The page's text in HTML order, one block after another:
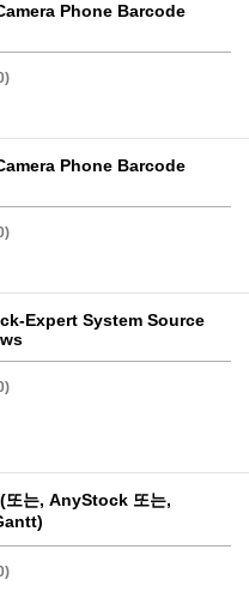
Phone Barcode
Phone Barcode
Expert System Source
는, AnyStock 또는,